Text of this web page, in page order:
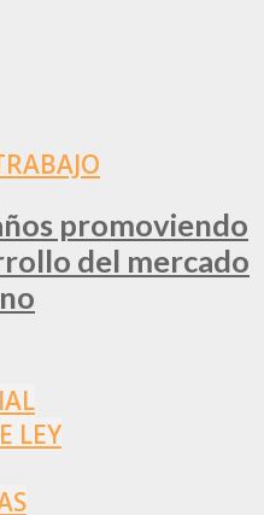
LEY
promoviendo
del mercado